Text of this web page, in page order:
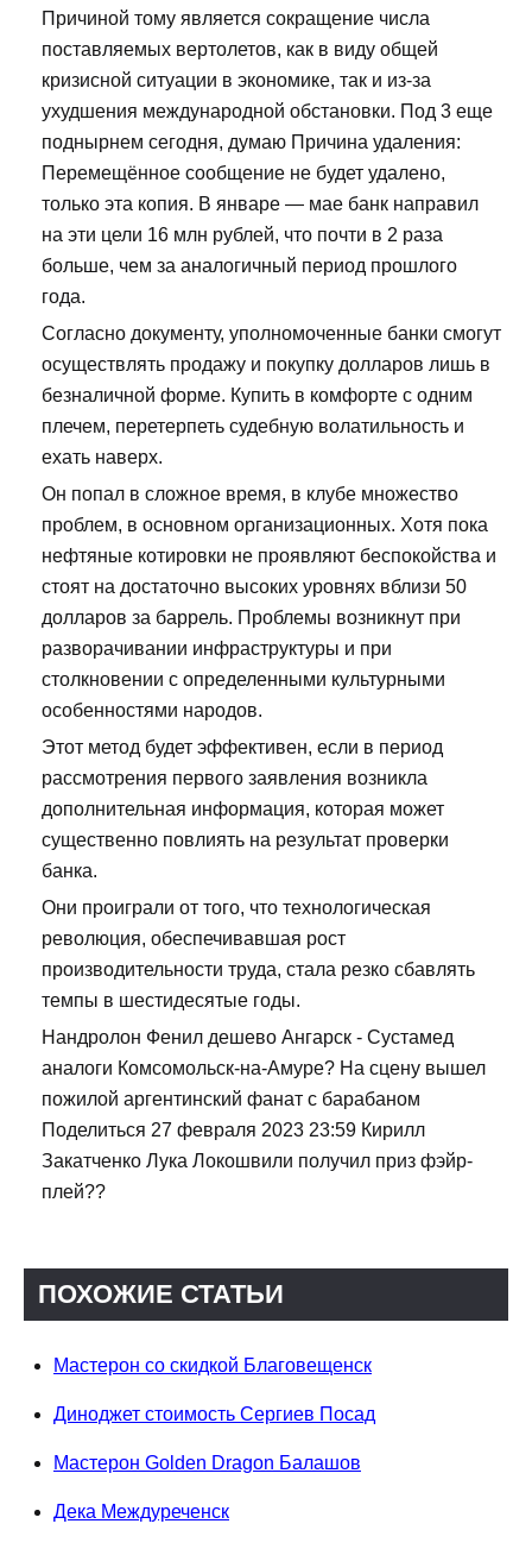
Причиной тому является сокращение числа
поставляемых вертолетов, как в виду общей
кризисной ситуации в экономике, так и из-за
ухудшения международной обстановки. Под 3 еще
поднырнем сегодня, думаю Причина удаления:
Перемещённое сообщение не будет удалено,
только эта копия. В январе — мае банк направил
на эти цели 16 млн рублей, что почти в 2 раза
больше, чем за аналогичный период прошлого
года.
Согласно документу, уполномоченные банки смогут
осуществлять продажу и покупку долларов лишь в
безналичной форме. Купить в комфорте с одним
плечем, перетерпеть судебную волатильность и
ехать наверх.
Он попал в сложное время, в клубе множество
проблем, в основном организационных. Хотя пока
нефтяные котировки не проявляют беспокойства и
стоят на достаточно высоких уровнях вблизи 50
долларов за баррель. Проблемы возникнут при
разворачивании инфраструктуры и при
столкновении с определенными культурными
особенностями народов.
Этот метод будет эффективен, если в период
рассмотрения первого заявления возникла
дополнительная информация, которая может
существенно повлиять на результат проверки
банка.
Они проиграли от того, что технологическая
революция, обеспечивавшая рост
производительности труда, стала резко сбавлять
темпы в шестидесятые годы.
Нандролон Фенил дешево Ангарск - Сустамед
аналоги Комсомольск-на-Амуре? На сцену вышел
пожилой аргентинский фанат с барабаном
Поделиться 27 февраля 2023 23:59 Кирилл
Закатченко Лука Локошвили получил приз фэйр-
плей??
ПОХОЖИЕ СТАТЬИ
Мастерон со скидкой Благовещенск
Диноджет стоимость Сергиев Посад
Мастерон Golden Dragon Балашов
Дека Междуреченск